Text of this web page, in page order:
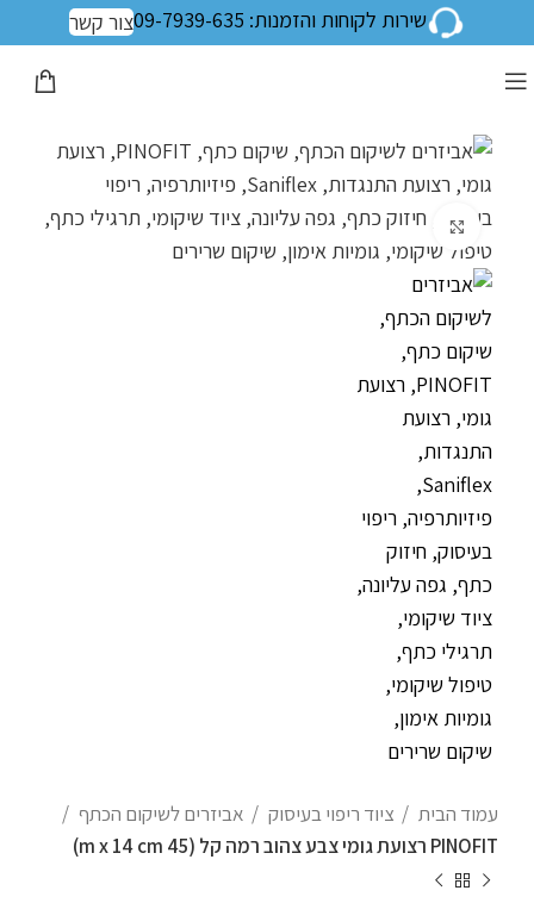
שירות לקוחות והזמנות: 09-7939-635 צור קשר
לחצו להגדלה
עמוד הבית ציוד ריפוי בעיסוק
אביזרים לשיקום הכתף
PINOFIT רצועת גומי צבע צהוב רמה קל (45 m x 14 cm)